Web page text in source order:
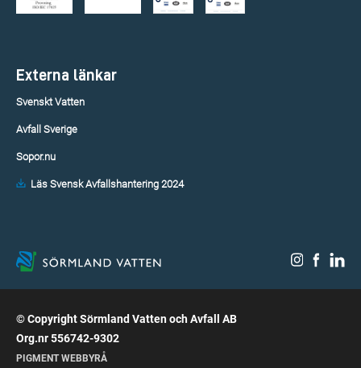
Externa länkar
Svenskt Vatten
Avfall Sverige
Sopor.nu
Läs Svensk Avfallshantering 2024
© Copyright Sörmland Vatten och Avfall AB
Org.nr 556742-9302
PIGMENT WEBBYRÅ